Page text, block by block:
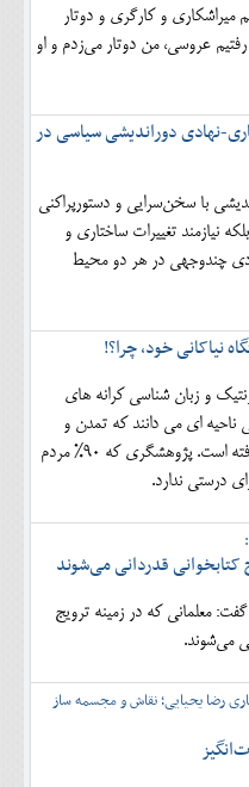
میراشکاری و کارگری و دوتار
عروسی، من دوتار می‌زدم و او
نهادی دوراندیشی سیاسی در
با سخن‌سرایی و دستورپراکنی
نیازمند تغییرات ساختاری و
چندوجهی در هر دو محیط
نیاکانی خود، چرا؟!
و زبان شناسی کرانه های
ناحیه ای می دانند که تمدن و
فرهنگ هند و اروپایی از آن سرچشمه گرفته است. پژوهشگری که 90% مردم
درستی ندارد.
کتابخوانی قدردانی می‌شوند
گفت: معلمانی که در زمینه ترویج
می‌شوند.
رضا یحیایی؛ نقاش و مجسمه ساز